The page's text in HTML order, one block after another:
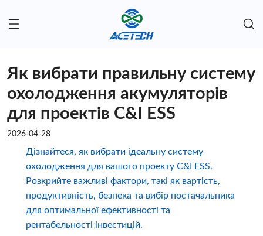
Як вибрати правильну систему
охолодження акумуляторів
для проектів C&I ESS
2026-04-28
Дізнайтеся, як вибрати ідеальну систему
охолодження для вашого проекту C&I ESS.
Розкрийте важливі фактори, такі як вартість,
продуктивність, безпека та вибір постачальника
для оптимальної ефективності та
рентабельності інвестицій.